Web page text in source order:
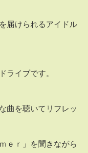
届けられるアイドル
ライブです。
曲を聴いてリフレッ
ｅｒ」を聞きながら